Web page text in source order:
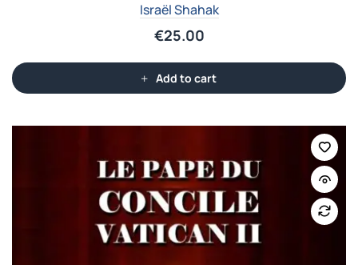
Israël Shahak
€25.00
Add to cart